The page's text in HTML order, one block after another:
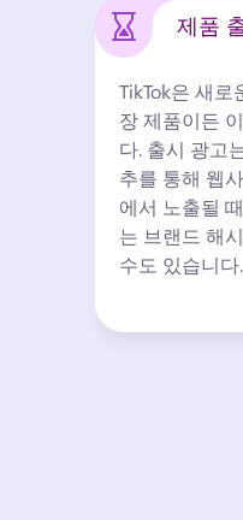
제품
TikTok은 새로
장 제품이든
다. 출시 광고
추를 통해 웹
에서 노출될
는 브랜드 해
수도 있습니다.